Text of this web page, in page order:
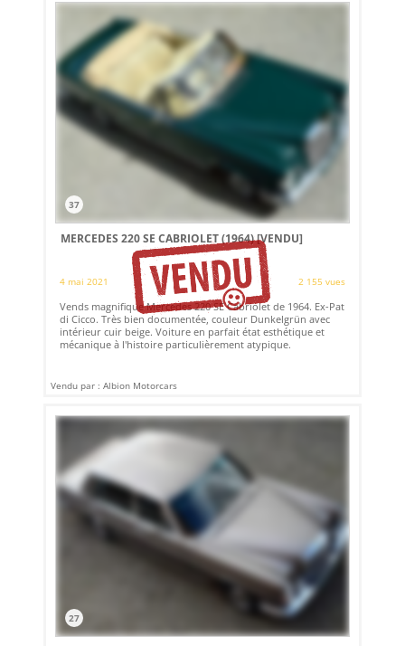
37
MERCEDES 220 SE CABRIOLET (1964)[VENDU]
4 mai 2021 2 155 vues
Vends magnifique Mercedes 220 SE Cabriolet de 1964. Ex-Pat
di Cicco. Très bien documentée, couleur Dunkelgrün avec
intérieur cuir beige. Voiture en parfait état esthétique et
mécanique à l'histoire particulièrement atypique.
Vendu par : Albion Motorcars
27